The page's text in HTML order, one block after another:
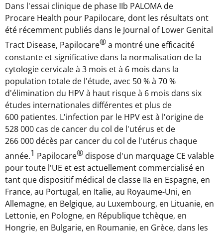
Dans l'essai clinique de phase IIb PALOMA de
Procare Health pour Papilocare, dont les résultats ont
été récemment publiés dans le Journal of Lower Genital
Tract Disease, Papilocare®a montré une efficacité
constante et significative dans la normalisation de la
cytologie cervicale à 3 mois et à 6 mois dans la
population totale de l'étude, avec 50 % à 70 %
d'élimination du HPV à haut risque à 6 mois dans six
études internationales différentes et plus de
600 patientes. L'infection par le HPV est à l'origine de
528 000 cas de cancer du col de l'utérus et de
266 000 décès par cancer du col de l'utérus chaque
année.1 Papilocare® dispose d'un marquage CE valable
pour toute l'UE et est actuellement commercialisé en
tant que dispositif médical de classe IIa en Espagne, en
France, au Portugal, en Italie, au Royaume-Uni, en
Allemagne, en Belgique, au Luxembourg, en Lituanie, en
Lettonie, en Pologne, en République tchèque, en
Hongrie, en Bulgarie, en Roumanie, en Grèce, dans les